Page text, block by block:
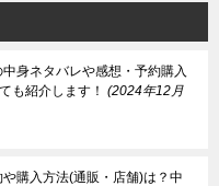
身ネタバレや感想・予約購入
も紹介します！
2024年12月
購入方法(通販・店舗)は？中